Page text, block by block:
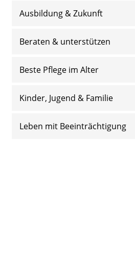
Ausbildung & Zukunft
Beraten & unterstützen
Beste Pflege im Alter
Kinder, Jugend & Familie
Leben mit Beeinträchtigung